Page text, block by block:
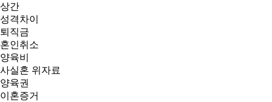
상간
성격차이
퇴직금
혼인취소
양육비
사실혼 위자료
양육권
이혼증거